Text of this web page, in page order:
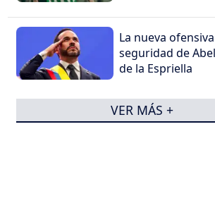
La nueva
seguridad de
de la Espriella
VER MÁS +